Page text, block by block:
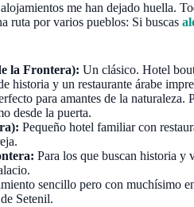
me han dejado huella.
ruta por varios pueblos: Si buscas
la Frontera): Un clásico. Hotel
historia y un restaurante árabe
para amantes de la naturaleza.
desde la puerta.
Pequeño hotel familiar con
Para los que buscan historia y
sencillo pero con muchísimo
Setenil.